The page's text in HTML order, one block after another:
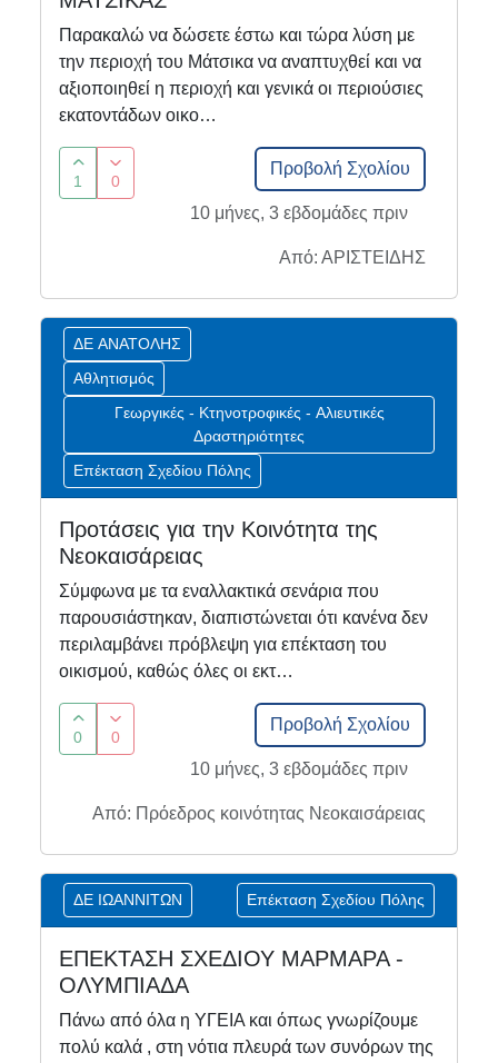
Παρακαλώ να δώσετε έστω και τώρα λύση με
την περιοχή του Μάτσικα να αναπτυχθεί και να
αξιοποιηθεί η περιοχή και γενικά οι περιούσιες
εκατοντάδων οικο…
1 0
Προβολή Σχολίου
10 μήνες, 3 εβδομάδες πριν
Από: ΑΡΙΣΤΕΙΔΗΣ
ΔΕ ΑΝΑΤΟΛΗΣ
Αθλητισμός
Γεωργικές - Κτηνοτροφικές - Αλιευτικές
Δραστηριότητες
Επέκταση Σχεδίου Πόλης
Προτάσεις για την Κοινότητα της
Νεοκαισάρειας
Σύμφωνα με τα εναλλακτικά σενάρια που
παρουσιάστηκαν, διαπιστώνεται ότι κανένα δεν
περιλαμβάνει πρόβλεψη για επέκταση του
οικισμού, καθώς όλες οι εκτ…
0 0
Προβολή Σχολίου
10 μήνες, 3 εβδομάδες πριν
Από: Πρόεδρος κοινότητας Νεοκαισάρειας
ΔΕ ΙΩΑΝΝΙΤΩΝ Επέκταση Σχεδίου Πόλης
ΕΠΕΚΤΑΣΗ ΣΧΕΔΙΟΥ ΜΑΡΜΑΡΑ -
ΟΛΥΜΠΙΑΔΑ
Πάνω από όλα η ΥΓΕΙΑ και όπως γνωρίζουμε
πολύ καλά , στη νότια πλευρά των συνόρων της